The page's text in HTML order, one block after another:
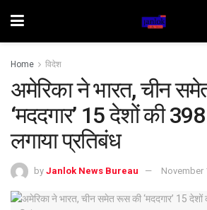
Home विदेश
अमेरिका ने भारत, चीन
‘मददगार’ 15 देशों की
लगाया प्रतिबंध
by Janlok News Bureau November